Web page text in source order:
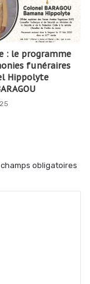
: le programme
funéraires
Hippolyte
obligatoires